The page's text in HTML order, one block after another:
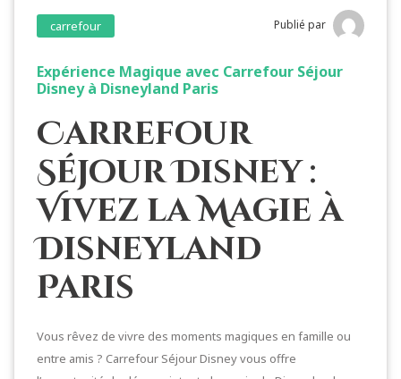
carrefour Publié par
Expérience Magique avec Carrefour Séjour
Disney à Disneyland Paris
Carrefour
Séjour Disney :
Vivez la Magie à
Disneyland
Paris
Vous rêvez de vivre des moments magiques en famille ou
entre amis ? Carrefour Séjour Disney vous offre